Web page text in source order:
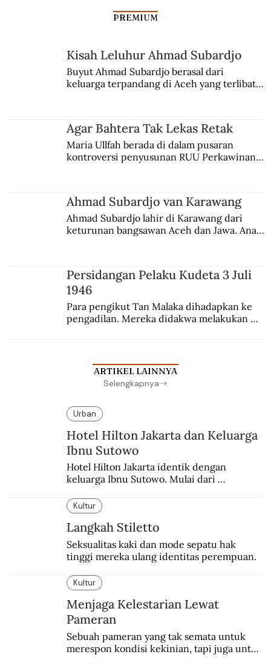
PREMIUM
Kisah Leluhur Ahmad Subardjo
Buyut Ahmad Subardjo berasal dari
keluarga terpandang di Aceh yang terlibat
Agar Bahtera Tak Lekas Retak
Maria Ullfah berada di dalam pusaran
kontroversi penyusunan RUU Perkawinan.
Ahmad Subardjo van Karawang
Ahmad Subardjo lahir di Karawang dari
keturunan bangsawan Aceh dan Jawa. Anak
Persidangan Pelaku Kudeta 3 Juli
1946
Para pengikut Tan Malaka dihadapkan ke
pengadilan. Mereka didakwa melakukan
ARTIKEL LAINNYA
Selengkapnya
Urban
Hotel Hilton Jakarta dan Keluarga
Ibnu Sutowo
Hotel Hilton Jakarta identik dengan
keluarga Ibnu Sutowo. Mulai dari
pada malam tahun baru.
Kultur
Langkah Stiletto
Seksualitas kaki dan mode sepatu hak
tinggi mereka ulang identitas perempuan.
Kultur
Menjaga Kelestarian Lewat
Pameran
Sebuah pameran yang tak semata untuk
merespon kondisi kekinian, tapi juga untuk